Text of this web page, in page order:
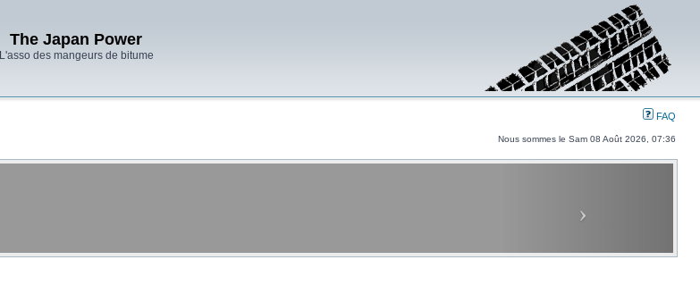
The Japan Power
L'asso des mangeurs de bitume
FAQ
Nous sommes le Sam 08 Août 2026, 07:36